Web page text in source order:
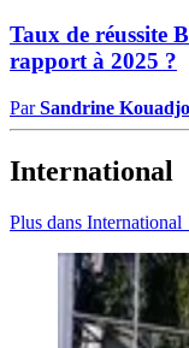
Taux de réussite
rapport à 2025 ?
ParSandrine Kouadjo
International
Plus dans